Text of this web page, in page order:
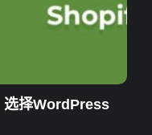
选择WordPress